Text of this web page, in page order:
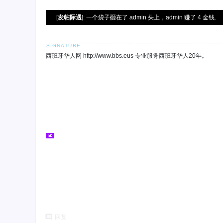
[发帖际遇]: 一个袋子砸在了 admin 头上，admin 赚了 4 金钱.
西班牙华人网 http://www.bbs.eus 专业服务西班牙华人20年。